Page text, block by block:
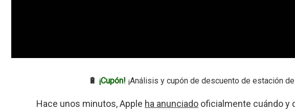
🔋 ¡Cupón! ¡Análisis y cupón de descuento de estación
Hace unos minutos, Apple ha anunciado oficialmente cuándo y